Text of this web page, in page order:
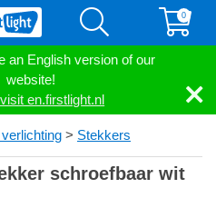
an English version of our
website!
en.firstlight.nl
0
> Stekkers
schroefbaar wit